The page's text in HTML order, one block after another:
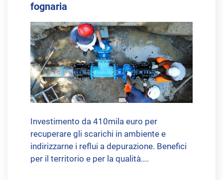
fognaria
Investimento da 410mila euro per
recuperare gli scarichi in ambiente e
indirizzarne i reflui a depurazione. Benefici
per il territorio e per la qualità....